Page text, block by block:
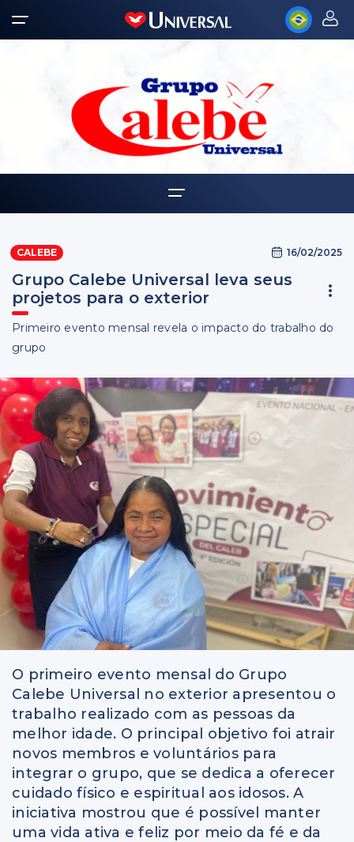
Quem somos
Notícias
CALEBE 16/02/2025
Grupo Calebe Universal leva seus
projetos para o exterior
Primeiro evento mensal revela o impacto do trabalho do
grupo
O primeiro evento mensal do Grupo
Calebe Universal no exterior apresentou o
trabalho realizado com as pessoas da
melhor idade. O principal objetivo foi atrair
novos membros e voluntários para
integrar o grupo, que se dedica a oferecer
cuidado físico e espiritual aos idosos. A
iniciativa mostrou que é possível manter
uma vida ativa e feliz por meio da fé e da